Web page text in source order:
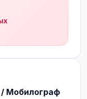
/ Мобилограф